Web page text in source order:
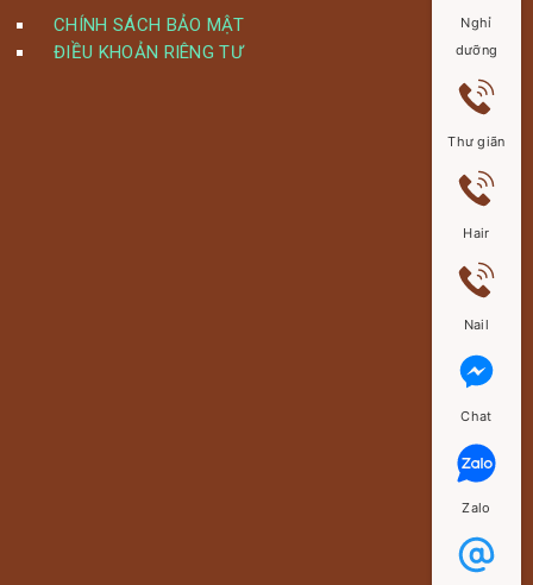
CHÍNH SÁCH BẢO MẬT
ĐIỀU KHOẢN RIÊNG TƯ
Nghỉ
dưỡng
Thư giãn
Hair
Nail
Chat
Zalo